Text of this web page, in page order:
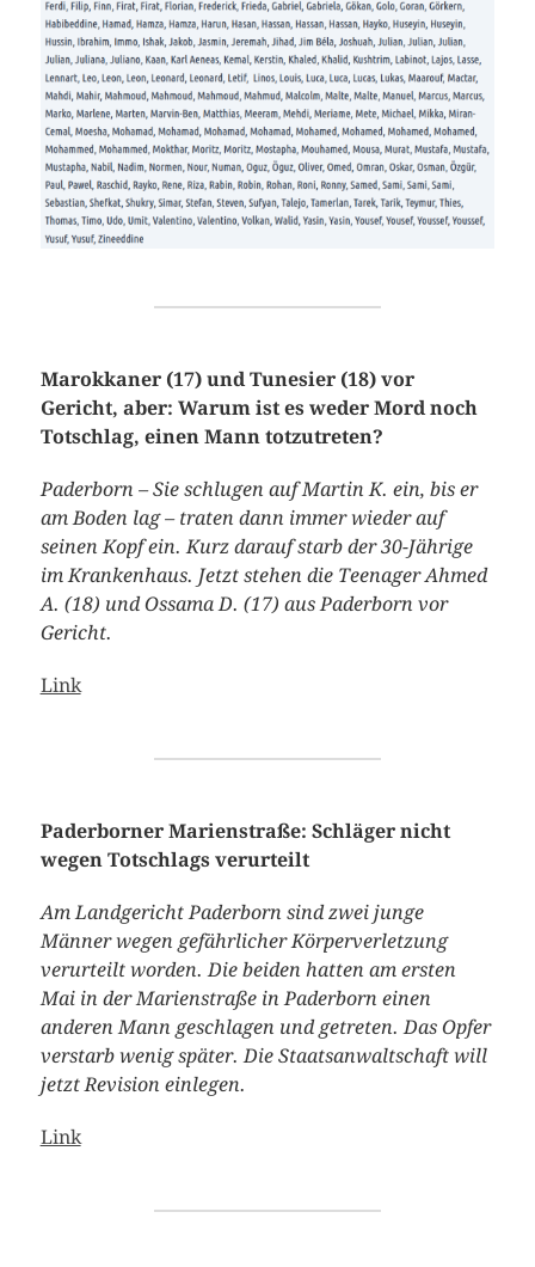
Marokkaner (17) und Tunesier (18) vor
Gericht, aber: Warum ist es weder Mord noch
Totschlag, einen Mann totzutreten?
Paderborn – Sie schlugen auf Martin K. ein, bis er
am Boden lag – traten dann immer wieder auf
seinen Kopf ein. Kurz darauf starb der 30-Jährige
im Krankenhaus. Jetzt stehen die Teenager Ahmed
A. (18) und Ossama D. (17) aus Paderborn vor
Gericht.
Link
Paderborner Marienstraße: Schläger nicht
wegen Totschlags verurteilt
Am Landgericht Paderborn sind zwei junge
Männer wegen gefährlicher Körperverletzung
verurteilt worden. Die beiden hatten am ersten
Mai in der Marienstraße in Paderborn einen
anderen Mann geschlagen und getreten. Das Opfer
verstarb wenig später. Die Staatsanwaltschaft will
jetzt Revision einlegen.
Link